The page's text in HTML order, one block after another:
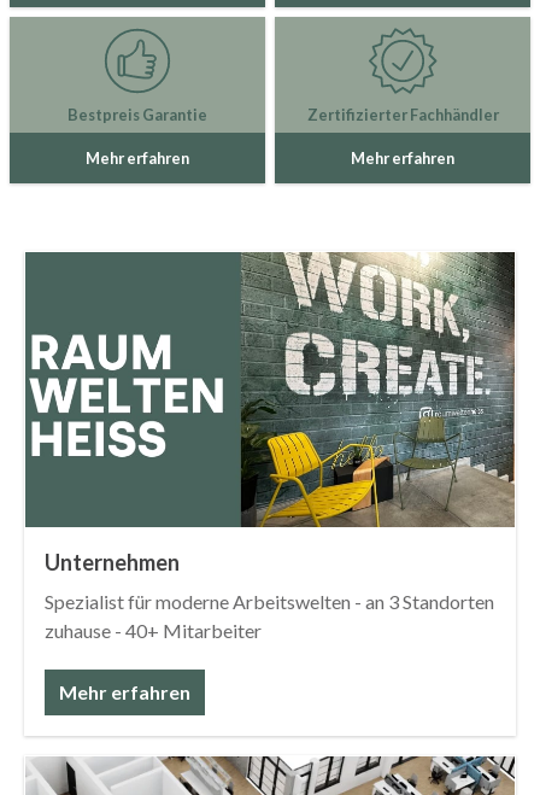
Bestpreis Garantie
Mehr erfahren
Zertifizierter Fachhändler
Mehr erfahren
Unternehmen
Spezialist für moderne Arbeitswelten - an 3 Standorten
zuhause - 40+ Mitarbeiter
Mehr erfahren